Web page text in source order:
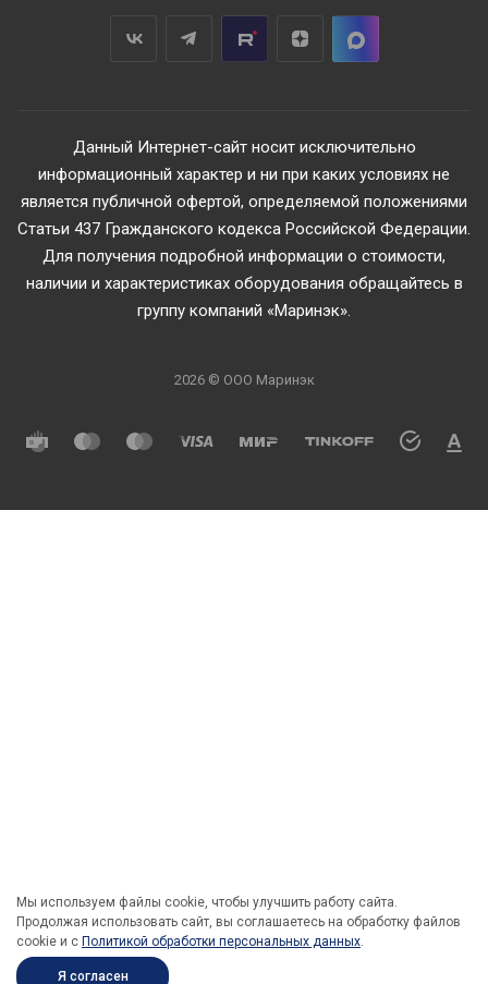
Данный Интернет-сайт носит исключительно
информационный характер и ни при каких условиях не
является публичной офертой, определяемой положениями
Статьи 437 Гражданского кодекса Российской Федерации.
Для получения подробной информации о стоимости,
наличии и характеристиках оборудования обращайтесь в
группу компаний «Маринэк».
2026 © ООО Маринэк
Мы используем файлы cookie, чтобы улучшить работу сайта.
Продолжая использовать сайт, вы соглашаетесь на обработку файлов
cookie и c Политикой обработки персональных данных.
Я согласен